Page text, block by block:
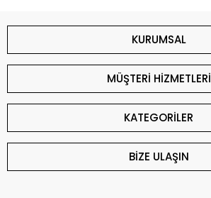
KURUMSAL
MÜŞTERİ HİZMETLERİ
KATEGORİLER
BİZE ULAŞIN